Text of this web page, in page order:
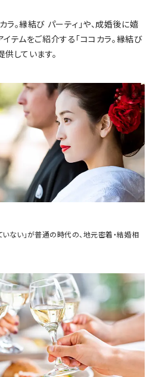
ラ。縁結び パーティ」や、成婚後に嬉
イテムをご紹介する「ココカラ。縁結び
供しています。
いない」が普通の時代の、地元密着・結婚相